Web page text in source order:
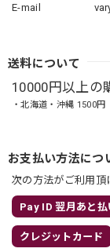
E-mail
送料について
10000円以上の
・北海道・沖縄 1500円
お支払い方法につ
次の方法がご利用頂
Pay ID 翌月あと払
クレジットカード